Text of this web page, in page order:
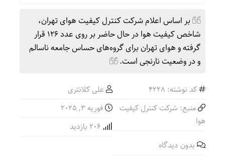
بر اساس اعلام شرکت کنترل کیفیت هوای تهران،
شاخص کیفیت هوا در حال حاضر بر روی عدد ۱۲۶ قرار
گرفته و هوای تهران برای گروه‌های حساس جامعه ناسالم
و در وضعیت نارنجی است.
کد نوشته: 4228
علی کلانتری
منبع: شرکت کنترل کیفیت
هوا
فوریه 3, 2025
بدون دیدگاه